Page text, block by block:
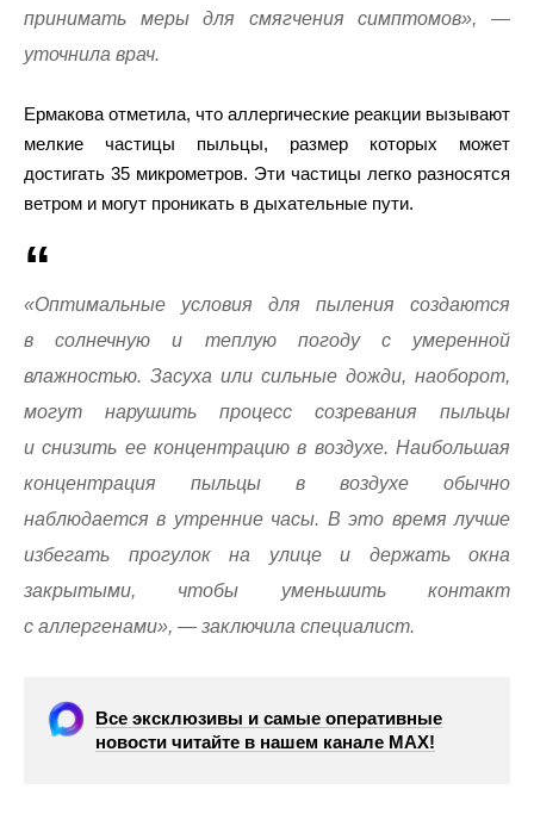
принимать меры для смягчения симптомов», —
уточнила врач.
Ермакова отметила, что аллергические реакции вызывают
мелкие частицы пыльцы, размер которых может
достигать 35 микрометров. Эти частицы легко разносятся
ветром и могут проникать в дыхательные пути.
«Оптимальные условия для пыления создаются
в солнечную и теплую погоду с умеренной
влажностью. Засуха или сильные дожди, наоборот,
могут нарушить процесс созревания пыльцы
и снизить ее концентрацию в воздухе. Наибольшая
концентрация пыльцы в воздухе обычно
наблюдается в утренние часы. В это время лучше
избегать прогулок на улице и держать окна
закрытыми, чтобы уменьшить контакт
с аллергенами», — заключила специалист.
Все эксклюзивы и самые оперативные
новости читайте в нашем канале МАХ!